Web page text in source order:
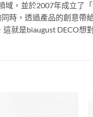
，並於2007年成立了「
時，透過產品的創意帶
就是biaugust DECO想